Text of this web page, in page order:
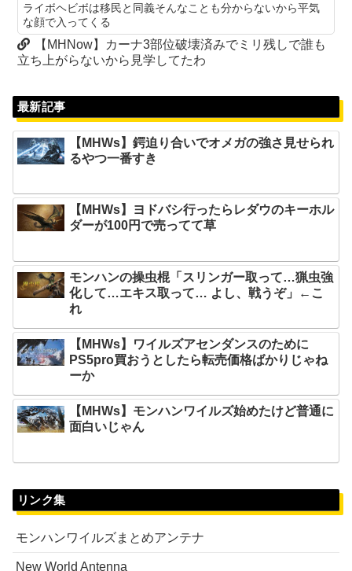
ライボヘビボは移民と同義そんなことも分からないから平気
な顔で入ってくる
【MHNow】カーナ3部位破壊済みでミリ残しで誰も
立ち上がらないから見学してたわ
最新記事
【MHWs】鍔迫り合いでオメガの強さ見せられ
るやつ一番すき
【MHWs】ヨドバシ行ったらレダウのキーホル
ダーが100円で売ってて草
モンハンの操虫棍「スリンガー取って…猟虫強
化して…エキス取って… よし、戦うぞ」←こ
れ
【MHWs】ワイルズアセンダンスのために
PS5pro買おうとしたら転売価格ばかりじゃね
ーか
【MHWs】モンハンワイルズ始めたけど普通に
面白いじゃん
リンク集
モンハンワイルズまとめアンテナ
New World Antenna